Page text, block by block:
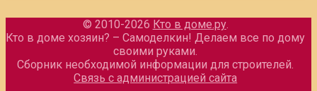
© 2010-2026 Кто в доме.ру.
Кто в доме хозяин? – Самоделкин! Делаем все по дому
своими руками.
Сборник необходимой информации для строителей.
Связь с администрацией сайта